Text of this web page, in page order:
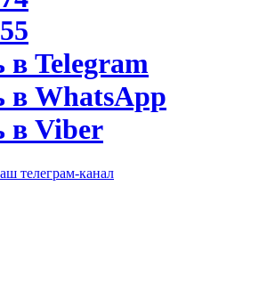
телеграм-канал